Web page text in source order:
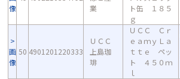
像
業
ト缶 １８５
ｇ
画
像
50 4901201220333
ＵＣＣ
上島珈
琲
ＵＣＣ Ｃｒ
ｅａｍｙＬａ
ｔｔｅ ペッ
ト ４５０ｍ
ｌ